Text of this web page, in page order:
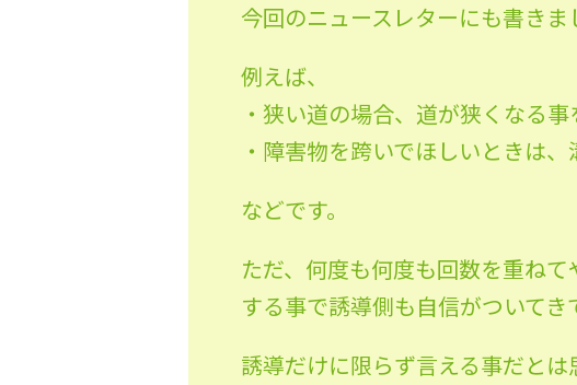
今回のニュースレターにも書きま
例えば、
・狭い道の場合、道が狭くなる事
・障害物を跨いでほしいときは
などです。
ただ、何度も何度も回数を重ね
する事で誘導側も自信がついてき
誘導だけに限らず言える事だと